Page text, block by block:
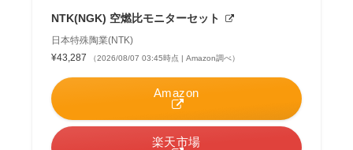
NTK(NGK) 空燃比モニターセット
日本特殊陶業(NTK)
¥43,287
（2026/08/07 03:45時点 | Amazon調べ）
Amazon
楽天市場